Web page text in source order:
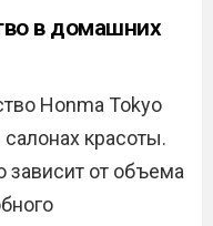
в домашних
Honma Tokyo
красоты.
зависит от объема